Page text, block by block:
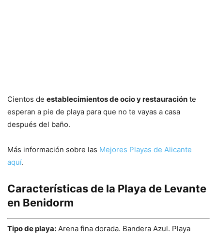
Cientos de establecimientos de ocio y restauración te
esperan a pie de playa para que no te vayas a casa
después del baño.
Más información sobre las Mejores Playas de Alicante
aquí.
Características de la Playa de Levante
en Benidorm
Tipo de playa: Arena fina dorada. Bandera Azul. Playa